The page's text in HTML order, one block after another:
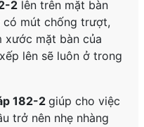
2 lên trên mặt bàn
có mút chống trượt,
xước mặt bàn của
lên sẽ luôn ở trong
182-2giúp cho việc
trở nên nhẹ nhàng